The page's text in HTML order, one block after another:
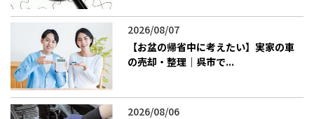
2026/08/07
【お盆の帰省中に考えたい】実家の車
の売却・整理｜呉市で...
2026/08/06